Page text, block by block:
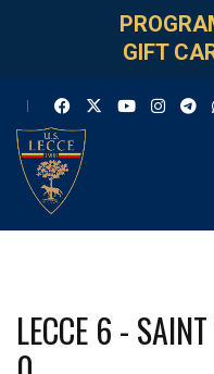
GIFT
LECCE 6 -